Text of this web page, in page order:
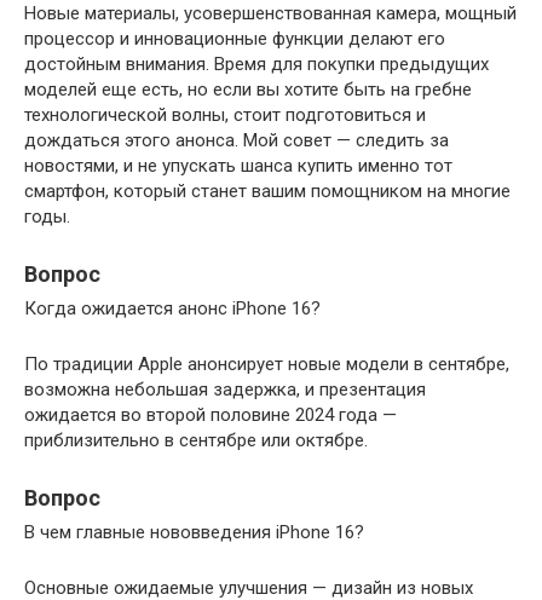
Новые материалы, усовершенствованная камера, мощный
процессор и инновационные функции делают его
достойным внимания. Время для покупки предыдущих
моделей еще есть, но если вы хотите быть на гребне
технологической волны, стоит подготовиться и
дождаться этого анонса. Мой совет — следить за
новостями, и не упускать шанса купить именно тот
смартфон, который станет вашим помощником на многие
годы.
Вопрос
Когда ожидается анонс iPhone 16?
По традиции Apple анонсирует новые модели в сентябре,
возможна небольшая задержка, и презентация
ожидается во второй половине 2024 года —
приблизительно в сентябре или октябре.
Вопрос
В чем главные нововведения iPhone 16?
Основные ожидаемые улучшения — дизайн из новых